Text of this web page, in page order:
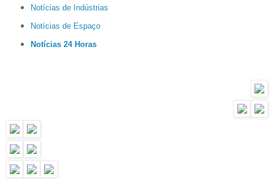
Notícias de Indústrias
Notícias de Espaço
Notícias 24 Horas